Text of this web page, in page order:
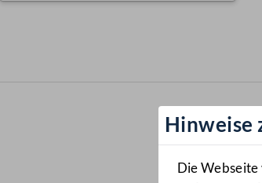
Hinweise
Die